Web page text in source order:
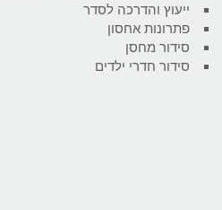
ייעוץ והדרכה לסדר
פתרונות אחסון
סידור מחסן
סידור חדרי ילדים